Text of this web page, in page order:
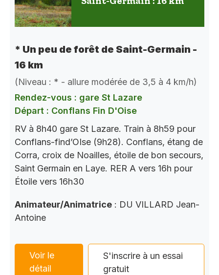
* Un peu de forêt de Saint-Germain -
16 km
(Niveau : * - allure modérée de 3,5 à 4 km/h)
Rendez-vous : gare St Lazare
Départ : Conflans Fin D'Oise
RV à 8h40 gare St Lazare. Train à 8h59 pour
Conflans-find’OIse (9h28). Conflans, étang de
Corra, croix de Noailles, étoile de bon secours,
Saint Germain en Laye. RER A vers 16h pour
Étoile vers 16h30
Animateur/Animatrice : DU VILLARD Jean-
Antoine
Voir le
détail
S'inscrire à un essai
gratuit